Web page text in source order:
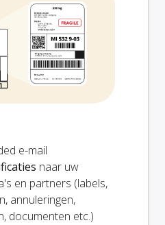
e-mail
naar uw
en partners (labels,
annuleringen,
documenten etc.)